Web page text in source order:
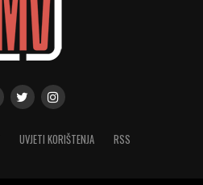
UVJETI KORIŠTENJA RSS